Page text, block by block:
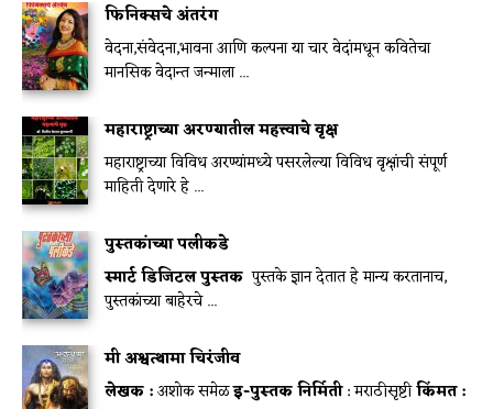
फिनिक्सचे अंतरंग
वेदना,संवेदना,भावना आणि कल्पना या चार वेदांमधून कवितेचा
मानसिक वेदान्त जन्माला ...
महाराष्ट्राच्या अरण्यातील महत्त्वाचे वृक्ष
महाराष्ट्राच्या विविध अरण्यांमध्ये पसरलेल्या विविध वृक्षांची संपूर्ण
माहिती देणारे हे ...
पुस्तकांच्या पलीकडे
स्मार्ट डिजिटल पुस्तक पुस्तके ज्ञान देतात हे मान्य करतानाच,
पुस्तकांच्या बाहेरचे ...
मी अश्वत्थामा चिरंजीव
लेखक :अशोक समेळइ-पुस्तक निर्मिती: मराठीसृष्टीकिंमत :